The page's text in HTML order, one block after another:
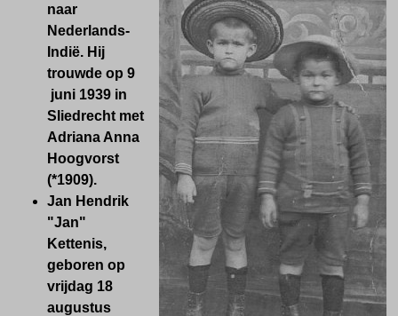
naar
Nederlands-
Indië. Hij
trouwde op 9
juni 1939 in
Sliedrecht met
Adriana Anna
Hoogvorst
(*1909).
Jan Hendrik
"Jan"
Kettenis,
geboren op
vrijdag 18
augustus